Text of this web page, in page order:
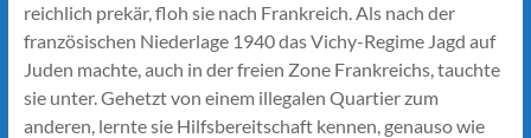
reichlich prekär, floh sie nach Frankreich. Als nach der
französischen Niederlage 1940 das Vichy-Regime Jagd auf
Juden machte, auch in der freien Zone Frankreichs, tauchte
sie unter. Gehetzt von einem illegalen Quartier zum
anderen, lernte sie Hilfsbereitschaft kennen, genauso wie